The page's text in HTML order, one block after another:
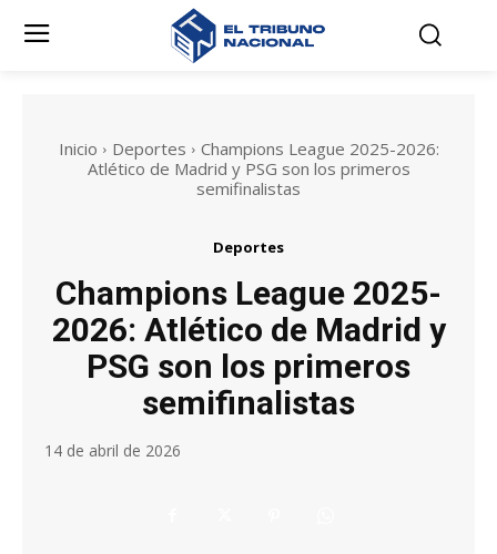
Inicio Deportes
Champions League 2025-2026:
Atlético de Madrid y PSG son los primeros
semifinalistas
Deportes
Champions League 2025-
2026: Atlético de Madrid y
PSG son los primeros
semifinalistas
14 de abril de 2026